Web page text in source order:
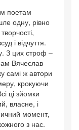
поетам
одну, рівно
і відчуття.
З цих строф –
Вячеслав
самі ж автори
крокуючи
ці зйомки
власне, і
момент,
з нас.